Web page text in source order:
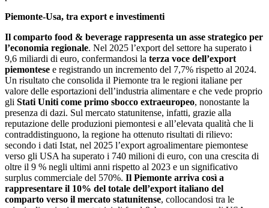
Piemonte-Usa, tra export e investimenti
Il comparto food & beverage rappresenta un asse strategico per
l’economia regionale. Nel 2025 l’export del settore ha superato i
9,6 miliardi di euro, confermandosi la terza voce dell’export
piemontese e registrando un incremento del 7,7% rispetto al 2024.
Un risultato che consolida il Piemonte tra le regioni italiane per
valore delle esportazioni dell’industria alimentare e che vede proprio
gli Stati Uniti come primo sbocco extraeuropeo, nonostante la
presenza di dazi. Sul mercato statunitense, infatti, grazie alla
reputazione delle produzioni piemontesi e all’elevata qualità che li
contraddistinguono, la regione ha ottenuto risultati di rilievo:
secondo i dati Istat, nel 2025 l’export agroalimentare piemontese
verso gli USA ha superato i 740 milioni di euro, con una crescita di
oltre il 9 % negli ultimi anni rispetto al 2023 e un significativo
surplus commerciale del 570%. Il Piemonte arriva così a
rappresentare il 10% del totale dell’export italiano del
comparto verso il mercato statunitense, collocandosi tra le